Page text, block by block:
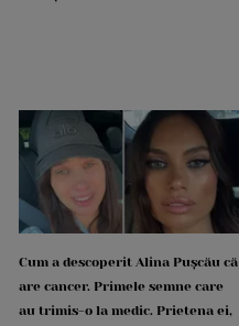
Cum a descoperit Alina Pușcău că
are cancer. Primele semne care
au trimis-o la medic. Prietena ei,